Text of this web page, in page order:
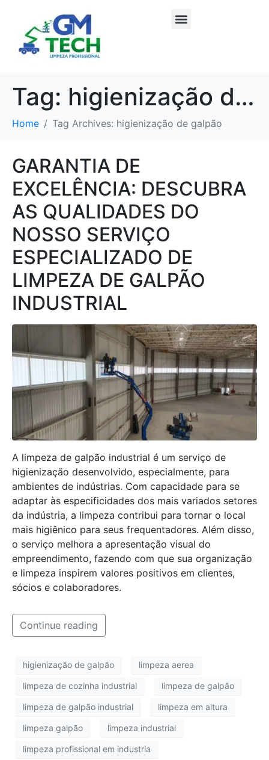
Tag: higienização de galpão
Home Tag Archives: higienização de galpão
GARANTIA DE
EXCELÊNCIA: DESCUBRA
AS QUALIDADES DO
NOSSO SERVIÇO
ESPECIALIZADO DE
LIMPEZA DE GALPÃO
INDUSTRIAL
A limpeza de galpão industrial é um serviço de
higienização desenvolvido, especialmente, para
ambientes de indústrias. Com capacidade para se
adaptar às especificidades dos mais variados setores
da indústria, a limpeza contribui para tornar o local
mais higiênico para seus frequentadores. Além disso,
o serviço melhora a apresentação visual do
empreendimento, fazendo com que sua organização
e limpeza inspirem valores positivos em clientes,
sócios e colaboradores.
Continue reading
higienização de galpão limpeza aerea
limpeza de cozinha industrial limpeza de galpão
limpeza de galpão industrial limpeza em altura
limpeza galpão limpeza industrial
limpeza profissional em industria